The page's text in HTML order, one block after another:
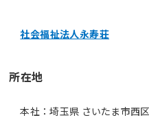
社会福祉法人永寿荘
所在地
本社：埼玉県 さいたま市西